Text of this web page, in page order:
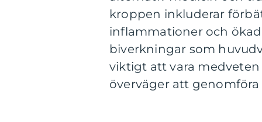
kroppen inkluderar
inflammationer och
biverkningar som
viktigt att vara
överväger att genomföra